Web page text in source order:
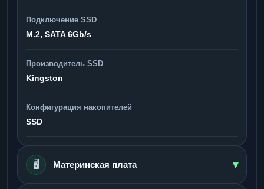
Подключение SSD
M.2, SATA 6Gb/s
Производитель SSD
Kingston
Конфигурация накопителей
SSD
🖥️ Материнская плата ▾